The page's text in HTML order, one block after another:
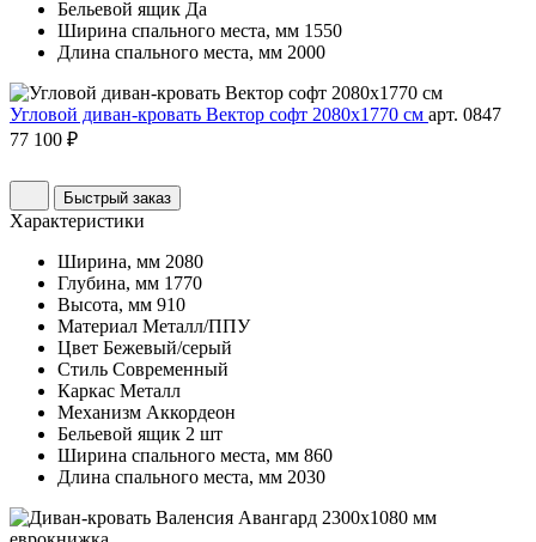
Бельевой ящик Да
Ширина спального места, мм 1550
Длина спального места, мм 2000
Угловой диван-кровать Вектор софт 2080х1770 см арт. 0847
77 100 ₽
Быстрый заказ
Характеристики
Ширина, мм 2080
Глубина, мм 1770
Высота, мм 910
Материал Металл/ППУ
Цвет Бежевый/серый
Стиль Современный
Каркас Металл
Механизм Аккордеон
Бельевой ящик 2 шт
Ширина спального места, мм 860
Длина спального места, мм 2030